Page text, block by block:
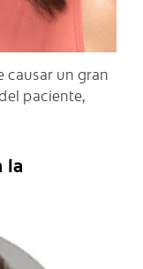
causar un gran
paciente,
la